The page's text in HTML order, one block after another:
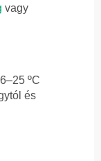
vagy
ºC
és